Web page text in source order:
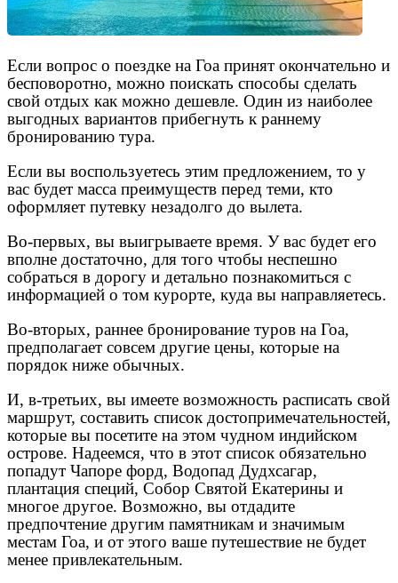
Если вопрос о поездке на Гоа принят окончательно и
бесповоротно, можно поискать способы сделать
свой отдых как можно дешевле. Один из наиболее
выгодных вариантов прибегнуть к раннему
бронированию тура.
Если вы воспользуетесь этим предложением, то у
вас будет масса преимуществ перед теми, кто
оформляет путевку незадолго до вылета.
Во-первых, вы выигрываете время. У вас будет его
вполне достаточно, для того чтобы неспешно
собраться в дорогу и детально познакомиться с
информацией о том курорте, куда вы направляетесь.
Во-вторых, раннее бронирование туров на Гоа,
предполагает совсем другие цены, которые на
порядок ниже обычных.
И, в-третьих, вы имеете возможность расписать свой
маршрут, составить список достопримечательностей,
которые вы посетите на этом чудном индийском
острове. Надеемся, что в этот список обязательно
попадут Чапоре форд, Водопад Дудхсагар,
плантация специй, Собор Святой Екатерины и
многое другое. Возможно, вы отдадите
предпочтение другим памятникам и значимым
местам Гоа, и от этого ваше путешествие не будет
менее привлекательным.